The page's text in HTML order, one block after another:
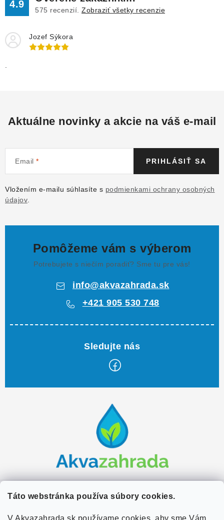
Táto webstránka používa súbory cookies.
V Akvazahrada.sk používame cookies, aby sme Vám
4.9
575 recenzií. Zobraziť všetky recenzie
Jozef Sýkora
Aktuálne novinky a akcie na váš e-mail
Email
Vložením e-mailu súhlasíte s podmienkami ochrany osobných
údajov
PRIHLÁSIŤ SA
Pomôžeme vám s výberom
Potrebujete s niečím poradiť? Sme tu pre vás!
info@akvazahrada.sk
+421 905 530 748
e
Zákaznícky servis